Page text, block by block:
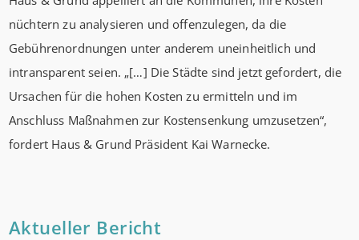
nüchtern zu analysieren und offenzulegen, da die
Gebührenordnungen unter anderem uneinheitlich und
intransparent seien. „[…] Die Städte sind jetzt gefordert, die
Ursachen für die hohen Kosten zu ermitteln und im
Anschluss Maßnahmen zur Kostensenkung umzusetzen“,
fordert Haus & Grund Präsident Kai Warnecke.
Aktueller Bericht